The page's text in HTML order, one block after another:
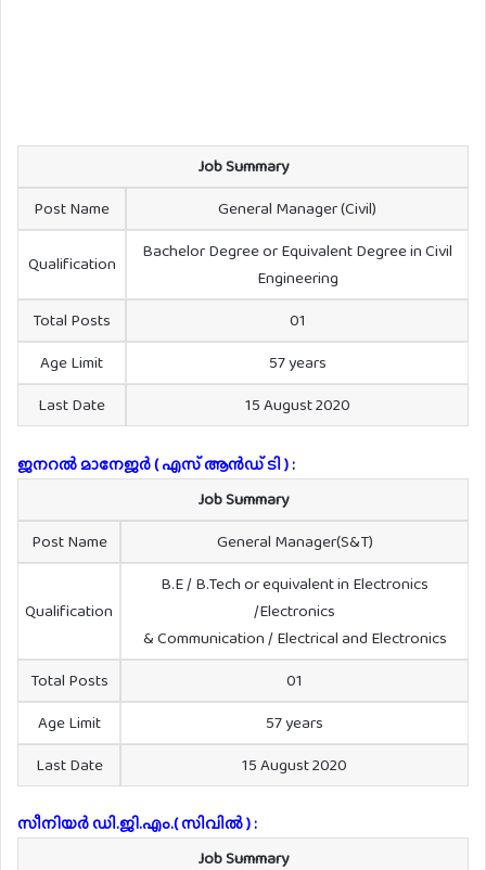
Job Summary
Post Name
General Manager (Civil)
Qualification
Bachelor Degree or Equivalent Degree in Civil
Engineering
Total Posts
01
Age Limit
57 years
Last Date
15 August 2020
ജനറൽ മാനേജർ ( എസ് ആൻഡ് ടി ) :
Job Summary
Post Name
General Manager(S&T)
Qualification
B.E / B.Tech or equivalent in Electronics
/Electronics
& Communication / Electrical and Electronics
Total Posts
01
Age Limit
57 years
Last Date
15 August 2020
സീനിയർ ഡി.ജി.എം.( സിവിൽ ) :
Job Summary